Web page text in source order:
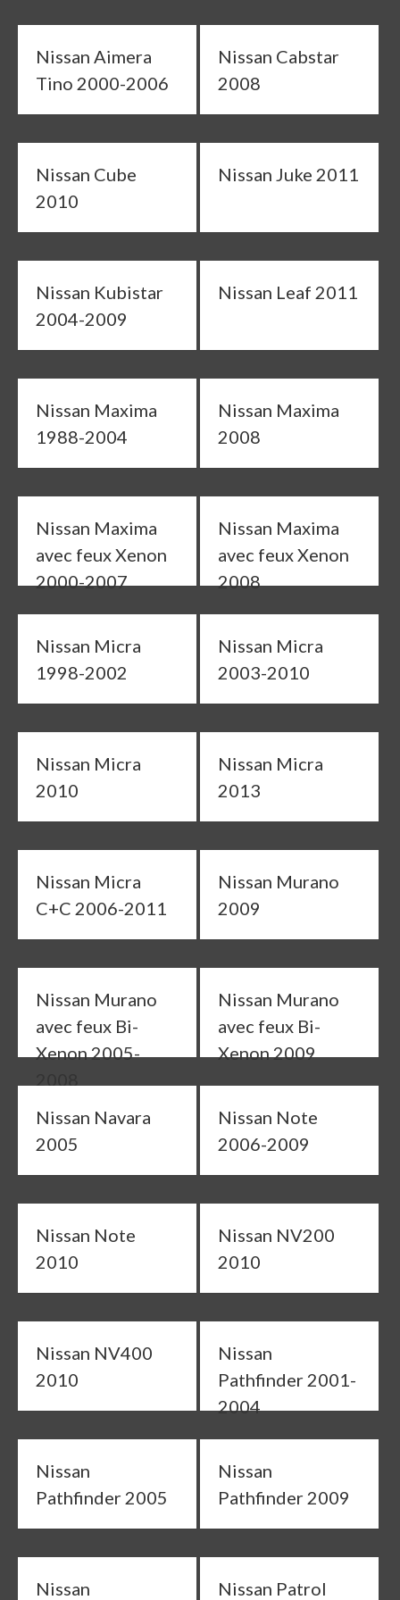
Nissan Aimera
Tino 2000-2006
Nissan Cabstar
2008
Nissan Cube
2010
Nissan Juke 2011
Nissan Kubistar
2004-2009
Nissan Leaf 2011
Nissan Maxima
1988-2004
Nissan Maxima
2008
Nissan Maxima
avec feux Xenon
2000-2007
Nissan Maxima
avec feux Xenon
2008
Nissan Micra
1998-2002
Nissan Micra
2003-2010
Nissan Micra
2010
Nissan Micra
2013
Nissan Micra
C+C 2006-2011
Nissan Murano
2009
Nissan Murano
avec feux Bi-
Xenon 2005-
Nissan Murano
avec feux Bi-
Xenon 2009
Nissan Navara
2005
Nissan Note
2006-2009
Nissan Note
2010
Nissan NV200
2010
Nissan NV400
2010
Nissan
Pathfinder 2001-
2004
Nissan
Pathfinder 2005
Nissan
Pathfinder 2009
Nissan Nissan Patrol